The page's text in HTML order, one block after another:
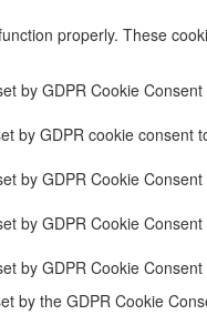
properly. These
by GDPR Cookie
by GDPR cookie consent
by GDPR Cookie
by GDPR Cookie
by GDPR Cookie
by the GDPR Cookie